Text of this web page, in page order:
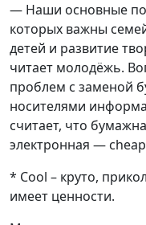
— Наши основные
которых важны
детей и развитие
читает молодёжь.
проблем с заменой
носителями
считает, что
электронная —
* Cool – круто,
имеет ценности.